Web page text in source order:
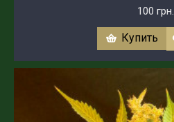
100 грн.
Купить